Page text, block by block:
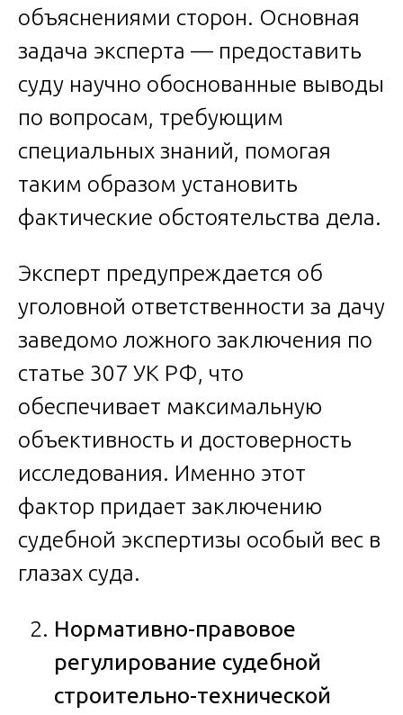
объяснениями сторон. Основная
задача эксперта — предоставить
суду научно обоснованные выводы
по вопросам, требующим
специальных знаний, помогая
таким образом установить
фактические обстоятельства дела.
Эксперт предупреждается об
уголовной ответственности за дачу
заведомо ложного заключения по
статье 307 УК РФ, что
обеспечивает максимальную
объективность и достоверность
исследования. Именно этот
фактор придает заключению
судебной экспертизы особый вес в
глазах суда.
Нормативно-правовое
регулирование судебной
строительно-технической